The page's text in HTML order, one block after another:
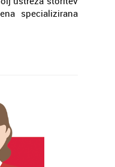
specializirana